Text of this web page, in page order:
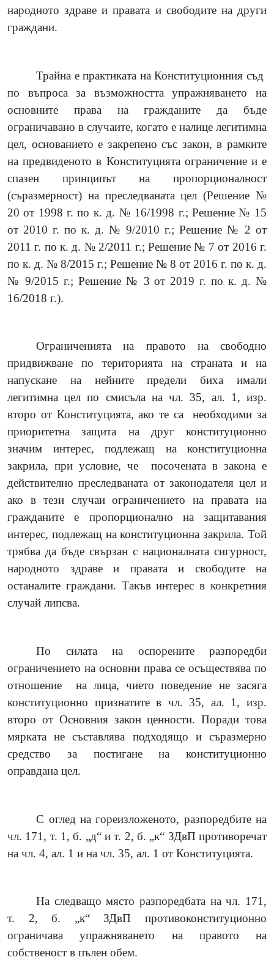
народното здраве и правата и свободите на други
граждани.
Трайна е практиката на Конституционния съд
по въпроса за възможността упражняването на
основните права на гражданите да бъде
ограничавано в случаите, когато е налице легитимна
цел, основанието е закрепено със закон, в рамките
на предвиденото в Конституцията ограничение и е
спазен принципът на пропорционалност
(съразмерност) на преследваната цел (Решение №
20 от 1998 г. по к. д. № 16/1998 г.; Решение № 15
от 2010 г. по к. д. № 9/2010 г.; Решение № 2 от
2011 г. по к. д. № 2/2011 г.; Решение № 7 от 2016 г.
по к. д. № 8/2015 г.; Решение № 8 от 2016 г. по к. д.
№ 9/2015 г.; Решение № 3 от 2019 г. по к. д. №
16/2018 г.).
Ограниченията на правото на свободно
придвижване по територията на страната и на
напускане на нейните предели биха имали
легитимна цел по смисъла на чл. 35, ал. 1, изр.
второ от Конституцията, ако те са
необходими за
приоритетна защита на друг конституционно
значим интерес, подлежащ на конституционна
закрила, при условие, че
посочената в закона е
действително преследваната от законодателя цел и
ако в тези случаи ограничението на правата на
гражданите е пропорционално на защитавания
интерес, подлежащ на конституционна закрила. Той
трябва да бъде свързан с националната сигурност,
народното здраве и правата и свободите на
останалите граждани. Такъв интерес в конкретния
случай липсва.
По силата на оспорените разпоредби
ограничението на основни права се осъществява по
отношение
на лица, чието поведение не засяга
конституционно признатите в чл. 35, ал. 1, изр.
второ от Основния закон ценности. Поради това
мярката не съставлява подходящо и съразмерно
средство за постигане на конституционно
оправдана цел.
С оглед на гореизложеното, разпоредбите на
чл. 171, т. 1, б. „д“ и т. 2, б. „к“ ЗДвП противоречат
на чл. 4, ал. 1 и на чл. 35, ал. 1 от Конституцията.
На следващо място разпоредбата на чл. 171,
т. 2, б. „к“ ЗДвП противоконституционно
ограничава упражняването на правото на
собственост в пълен обем.